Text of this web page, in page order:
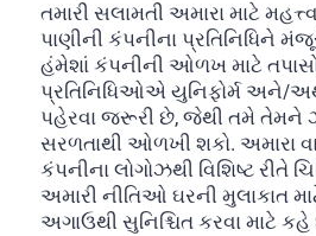
તમારી સલામતી અમારા માટે
પાણીની કંપનીના પ્રતિનિધિને
હંમેશાં કંપનીની ઓળખ માટે
પ્રતિનિધિઓએ યુનિફોર્મ અને/
પહેરવા જરૂરી છે, જેથી તમે તેમને
સરળતાથી ઓળખી શકો. અમારા
કંપનીના લોગોઝથી વિશિષ્ટ રીતે
અમારી નીતિઓ ઘરની મુલાકાત
અગાઉથી સુનિશ્ચિત કરવા માટે કહે